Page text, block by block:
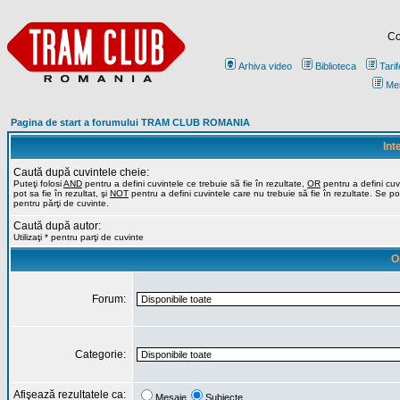
Arhiva video Biblioteca
Pagina de start a forumului TRAM CLUB ROMANIA
Caută după cuvintele cheie:
Puteţi folosiAND pentru a defini cuvintele ce trebuie să fie în rezultate, OR pentru a defini
pot sa fie în rezultat, şi NOT pentru a defini cuvintele care nu trebuie să fie în rezultate. Se
pentru părţi de cuvinte.
Caută după autor:
Utilizaţi * pentru parţi de cuvinte
Forum:
Categorie:
Afişează rezultatele ca: Mesaje Subiecte